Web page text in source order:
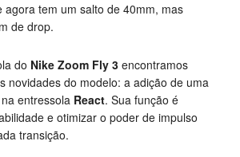
agora tem um salto de 40mm, mas
de drop.
do Nike Zoom Fly 3encontramos
novidades do modelo: a adição de uma
entressola React. Sua função é
e otimizar o poder de impulso
transição.